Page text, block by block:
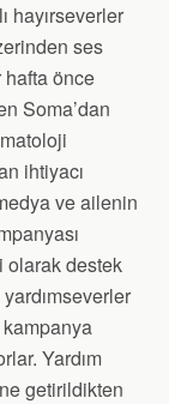
hayırseverler
ses
hafta önce
Soma’dan
ihtiyacı
ve ailenin
olarak destek
Yardım
getirildikten